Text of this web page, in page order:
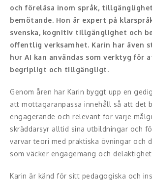
Ljus och belysning
Komiker
Konst
Musiker
Something a Little Different
Underhållning
Affärsnytta
och föreläsa inom språk,
bemötande. Hon är expert på
svenska, kognitiv tillgänglighet och
offentlig verksamhet. Karin har även
hur AI kan användas som verktyg för
begripligt och tillgängligt.
Genom åren har Karin byggt upp en
att mottagaranpassa innehåll så att det
engagerande och relevant för varje
skräddarsyr alltid sina utbildningar och
varvar teori med praktiska övningar och
som väcker engagemang och
Karin är känd för sitt pedagogiska och